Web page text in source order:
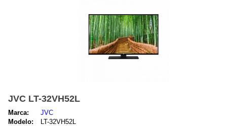
JVC LT-32VH52L
Marca:
JVC
Modelo:
LT-32VH52L